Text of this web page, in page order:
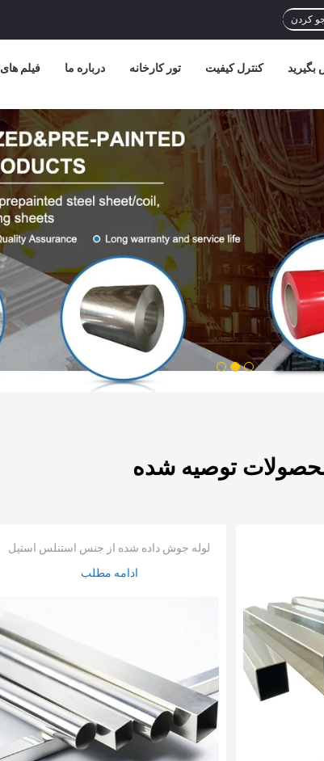
کردن
فیلم های درباره ما تور کارخانه کنترل کیفیت بگیرید
1
2
3
توصیه شده
لوله جوش داده شده از جنس استنلس استیل
ادامه مطلب